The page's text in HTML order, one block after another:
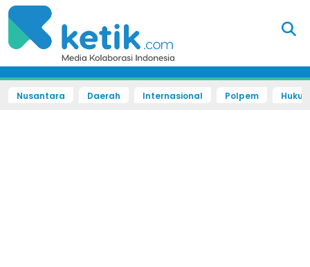
Nusantara Daerah Internasional Polpem